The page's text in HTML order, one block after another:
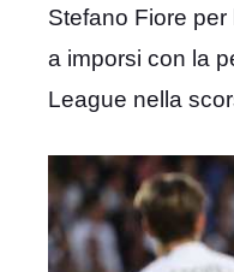
Stefano Fiore
a imporsi con la
League nella